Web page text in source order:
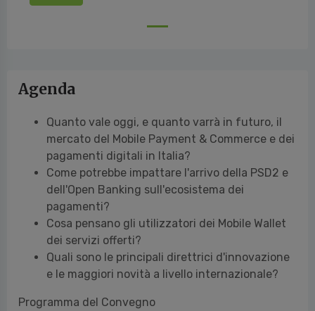
Agenda
Quanto vale oggi, e quanto varrà in futuro, il
mercato del Mobile Payment & Commerce e dei
pagamenti digitali in Italia?
Come potrebbe impattare l'arrivo della PSD2 e
dell'Open Banking sull'ecosistema dei
pagamenti?
Cosa pensano gli utilizzatori dei Mobile Wallet
dei servizi offerti?
Quali sono le principali direttrici d'innovazione
e le maggiori novità a livello internazionale?
Programma del Convegno